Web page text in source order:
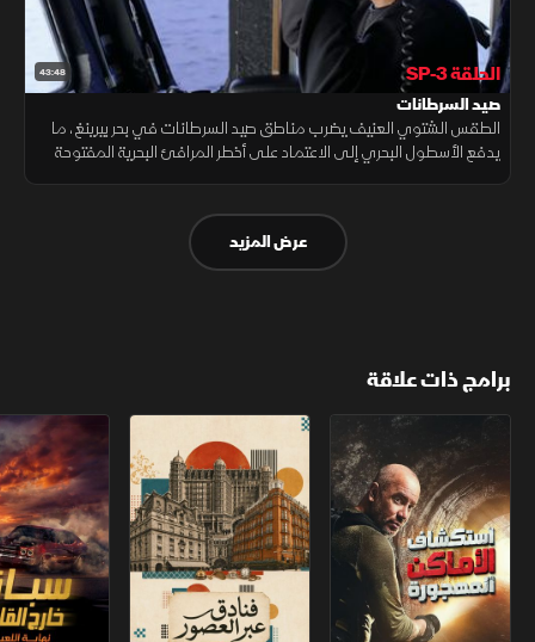
43:48 الحلقة SP-3
صيد السرطانات
الطقس الشتوي العنيف يضرب مناطق صيد السرطانات في بحر بيرينغ، ما
يدفع الأسطول البحري إلى الاعتماد على أخطر المرافئ البحرية المفتوحة
عرض المزيد
برامج ذات علاقة
استكشاف الأماكن المهجورة فنادق عبر العصور سباق خارج